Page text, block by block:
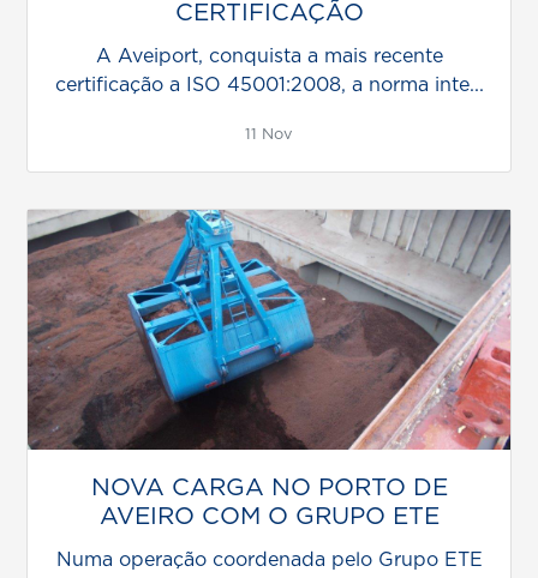
CERTIFICAÇÃO
A Aveiport, conquista a mais recente
certificação a ISO 45001:2008, a norma inte...
11 Nov
NOVA CARGA NO PORTO DE
AVEIRO COM O GRUPO ETE
Numa operação coordenada pelo Grupo ETE